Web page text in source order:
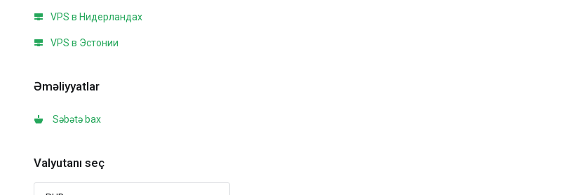
VPS в Нидерландах
VPS в Эстонии
Əməliyyatlar
Səbətə bax
Valyutanı seç